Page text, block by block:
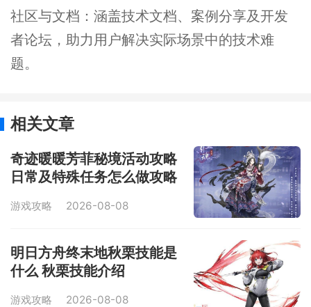
社区与文档：涵盖技术文档、案例分享及开发
者论坛，助力用户解决实际场景中的技术难
题。
相关文章
奇迹暖暖芳菲秘境活动攻略
日常及特殊任务怎么做攻略
游戏攻略 2026-08-08
明日方舟终末地秋栗技能是
什么 秋栗技能介绍
游戏攻略 2026-08-08